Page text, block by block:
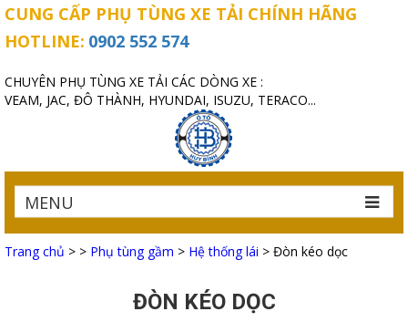
CUNG CẤP PHỤ TÙNG XE TẢI CHÍNH HÃNG
HOTLINE: 0902 552 574
CHUYÊN PHỤ TÙNG XE TẢI CÁC DÒNG XE :
VEAM, JAC, ĐÔ THÀNH, HYUNDAI, ISUZU, TERACO...
MENU
Trang chủ > > Phụ tùng gầm > Hệ thống lái > Đòn kéo dọc
ĐÒN KÉO DỌC